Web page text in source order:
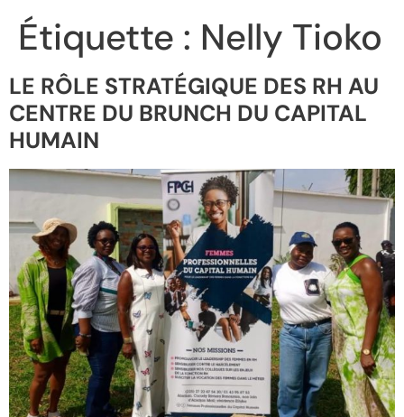
Étiquette : Nelly Tioko
LE RÔLE STRATÉGIQUE DES RH AU
CENTRE DU BRUNCH DU CAPITAL
HUMAIN